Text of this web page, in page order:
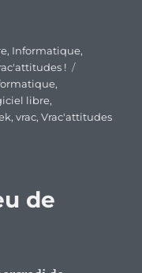
, Informatique,
!
,
libre,
,vrac,Vrac'attitudes
de